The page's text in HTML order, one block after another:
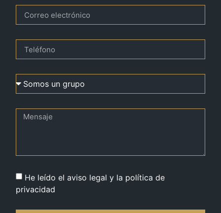
He leído el aviso legal y la política de
privacidad